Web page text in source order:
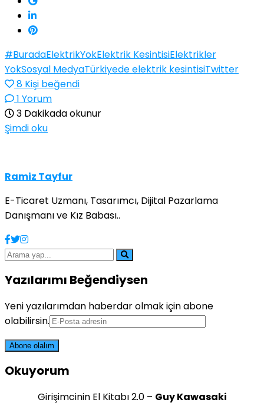
#BuradaElektrikYokElektrik KesintisiElektrikler
YokSosyal MedyaTürkiyede elektrik kesintisiTwitter
8 Kişi beğendi
1 Yorum
3 Dakikada okunur
Şimdi oku
Ramiz Tayfur
E-Ticaret Uzmanı, Tasarımcı, Dijital Pazarlama
Danışmanı ve Kız Babası..
Yazılarımı Beğendiysen
Yeni yazılarımdan haberdar olmak için abone
olabilirsin.
Okuyorum
Girişimcinin El Kitabı 2.0 – Guy Kawasaki